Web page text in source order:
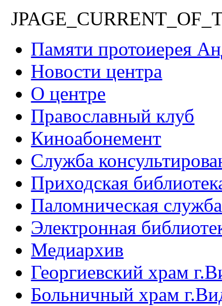
Памяти протоиерея
Новости центра
О центре
Православный клуб
Киноабонемент
Служба
Приходская
Паломническая служба
Электронная
Медиархив
Георгиевский храм
Больничный храм